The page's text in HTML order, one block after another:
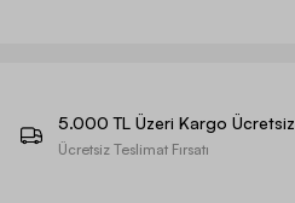
5.000 TL Üzeri Kargo Ücretsiz
Ücretsiz Teslimat Fırsatı